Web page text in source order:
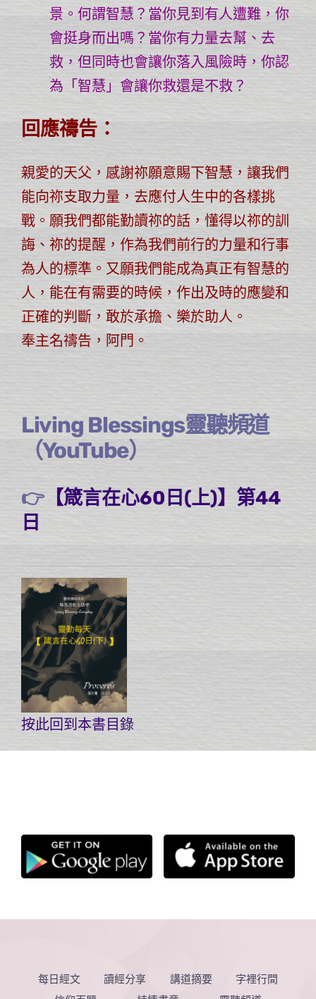
景。何謂智慧？當你見到有人遭難，你
會挺身而出嗎？當你有力量去幫、去
救，但同時也會讓你落入風險時，你認
為「智慧」會讓你救還是不救？
回應禱告：
親愛的天父，感謝祢願意賜下智慧，讓我們
能向祢支取力量，去應付人生中的各樣挑
戰。願我們都能勤讀祢的話，懂得以祢的訓
誨、祢的提醒，作為我們前行的力量和行事
為人的標準。又願我們能成為真正有智慧的
人，能在有需要的時候，作出及時的應變和
正確的判斷，敢於承擔、樂於助人。
奉主名禱告，阿門。
Living Blessings靈聽頻道
（YouTube）
👉【箴言在心60日(上)】第44
日
按此回到本書目錄
每日經文 讀經分享 講道摘要
字裡行間